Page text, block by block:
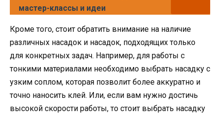
мастер-классы и идеи
Кроме того, стоит обратить внимание на наличие
различных насадок и насадок, подходящих только
для конкретных задач. Например, для работы с
тонкими материалами необходимо выбрать насадку с
узким соплом, которая позволит более аккуратно и
точно наносить клей. Или, если вам нужно достичь
высокой скорости работы, то стоит выбрать насадку